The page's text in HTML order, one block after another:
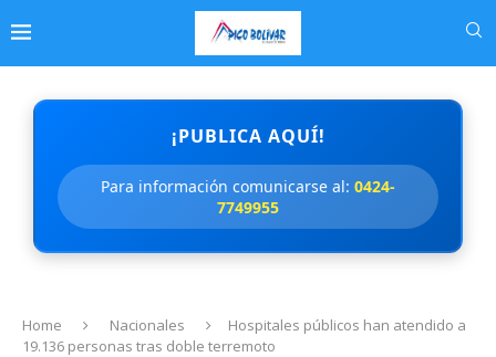
¡PUBLICA AQUÍ!
Para información comunicarse al: 0424-
7749955
Home Nacionales
Hospitales públicos han atendido a
19.136 personas tras doble terremoto